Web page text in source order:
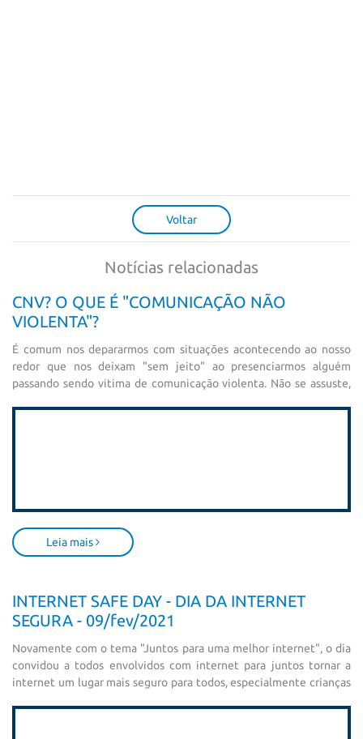
Voltar
Notícias relacionadas
CNV? O QUE É "COMUNICAÇÃO NÃO
VIOLENTA"?
É comum nos depararmos com situações acontecendo ao nosso
redor que nos deixam "sem jeito" ao presenciarmos alguém
passando sendo vitima de comunicação violenta. Não se assuste,
Leia mais
INTERNET SAFE DAY - DIA DA INTERNET
SEGURA - 09/fev/2021
Novamente com o tema "Juntos para uma melhor internet", o dia
convidou a todos envolvidos com internet para juntos tornar a
internet um lugar mais seguro para todos, especialmente crianças